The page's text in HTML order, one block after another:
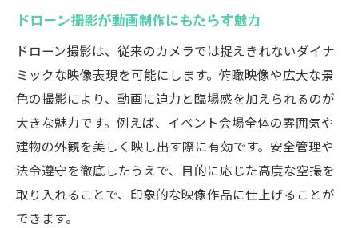
ドローン撮影が動画制作にもたらす魅力
ドローン撮影は、従来のカメラでは捉えきれないダイナ
ミックな映像表現を可能にします。俯瞰映像や広大な景
色の撮影により、動画に迫力と臨場感を加えられるのが
大きな魅力です。例えば、イベント会場全体の雰囲気や
建物の外観を美しく映し出す際に有効です。安全管理や
法令遵守を徹底したうえで、目的に応じた高度な空撮を
取り入れることで、印象的な映像作品に仕上げることが
できます。